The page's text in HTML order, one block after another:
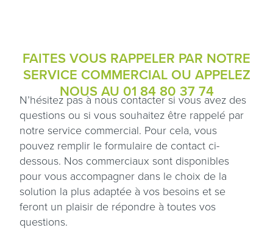
FAITES VOUS RAPPELER PAR NOTRE
SERVICE COMMERCIAL OU APPELEZ
NOUS AU 01 84 80 37 74
N’hésitez pas à nous contacter si vous avez des
questions ou si vous souhaitez être rappelé par
notre service commercial. Pour cela, vous
pouvez remplir le formulaire de contact ci-
dessous. Nos commerciaux sont disponibles
pour vous accompagner dans le choix de la
solution la plus adaptée à vos besoins et se
feront un plaisir de répondre à toutes vos
questions.